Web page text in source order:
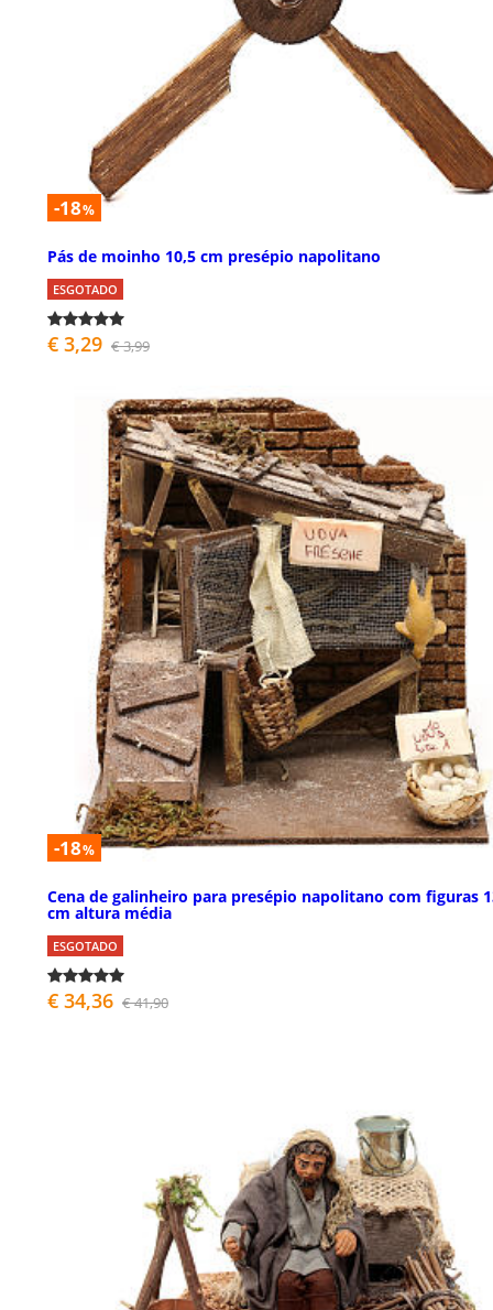
-18%
Pás de moinho 10,5 cm presépio napolitano
ESGOTADO
€ 3,29 € 3,99
-18%
Cena de galinheiro para presépio napolitano com figuras
cm altura média
ESGOTADO
€ 34,36 € 41,90